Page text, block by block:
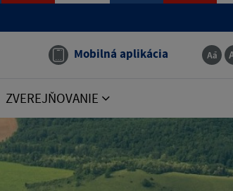
Mobilná aplikácia
ZVEREJŇOVANIE